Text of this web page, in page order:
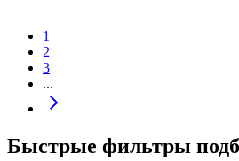
1
2
3
...
Быстрые фильтры